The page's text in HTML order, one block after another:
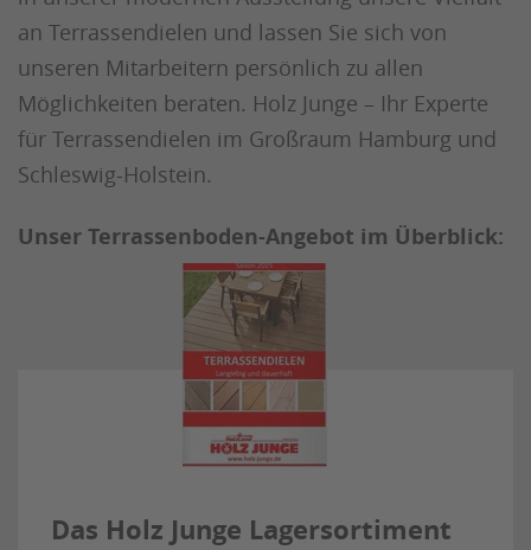
an Terrassendielen und lassen Sie sich von
unseren Mitarbeitern persönlich zu allen
Möglichkeiten beraten. Holz Junge – Ihr Experte
für Terrassendielen im Großraum Hamburg und
Schleswig-Holstein.
Unser Terrassenboden-Angebot im Überblick:
Das Holz Junge Lagersortiment